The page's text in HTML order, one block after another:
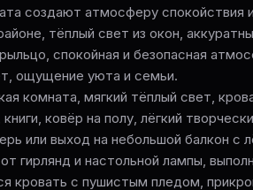
создают атмосферу спокойствия
тёплый свет из окон,
спокойная и безопасная
ощущение уюта и семьи.
комната, мягкий тёплый свет,
ковёр на полу, лёгкий
или выход на небольшой балкон с
гирлянд и настольной лампы,
кровать с пушистым пледом,